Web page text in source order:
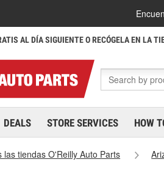
AL DÍA SIGUIENTE O RECÓGELA EN LA
DEALS STORE SERVICES HOW
las tiendas O'Reilly Auto Parts